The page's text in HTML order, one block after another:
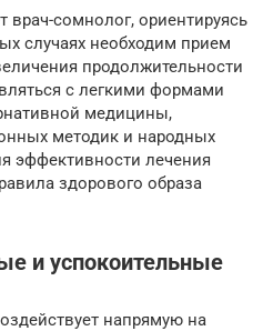
врач-сомнолог, ориентируясь
случаях необходим прием
продолжительности
с легкими формами
медицины,
методик и народных
эффективности лечения
здорового образа
и успокоительные
напрямую на